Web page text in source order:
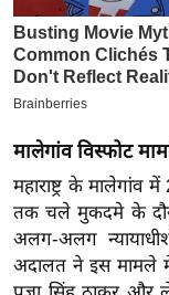
मि
सा
ल
बे
सा
ल
श
मालेगांव विस्फोट
महाराष्ट्र के
तक चले मुकदमे के
अलग-अलग
अदालत ने इस मामले में